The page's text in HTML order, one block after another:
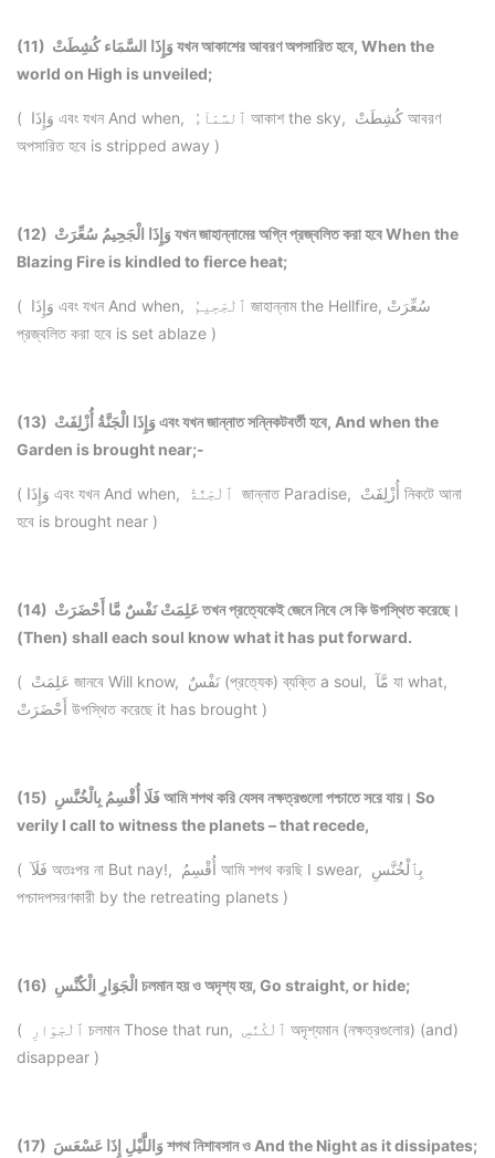
(11) وَإِذَا السَّمَاء كُشِطَتْ যখন আকাশের আবরণ অপসারিত হবে, When the
world on High is unveiled;
( وَإِذَا এবং যখন And when, ٱلسَّمَآءُ আকাশ the sky, كُشِطَتْ আবরণ
অপসারিত হবে is stripped away )
(12) وَإِذَا الْجَحِيمُ سُعِّرَتْ যখন জাহান্নামের অগ্নি প্রজ্বলিত করা হবে When the
Blazing Fire is kindled to fierce heat;
( وَإِذَا এবং যখন And when, ٱلْجَحِيمُ জাহান্নাম the Hellfire, سُعِّرَتْ
প্রজ্বলিত করা হবে is set ablaze )
(13) وَإِذَا الْجَنَّةُ أُزْلِفَتْ এবং যখন জান্নাত সন্নিকটবর্তী হবে, And when the
Garden is brought near;-
( وَإِذَا এবং যখন And when, ٱلْجَنَّةُ জান্নাত Paradise, أُزْلِفَتْ নিকটে আনা
হবে is brought near )
(14) عَلِمَتْ نَفْسٌ مَّا أَحْضَرَتْ তখন প্রত্যেকেই জেনে নিবে সে কি উপস্থিত করেছে।
(Then) shall each soul know what it has put forward.
( عَلِمَتْ জানবে Will know, نَفْسٌ (প্রত্যেক) ব্যক্তি a soul, مَّآ যা what,
أَحْضَرَتْ উপস্থিত করেছে it has brought )
(15) فَلَا أُقْسِمُ بِالْخُنَّسِ আমি শপথ করি যেসব নক্ষত্রগুলো পশ্চাতে সরে যায়। So
verily I call to witness the planets – that recede,
( فَلَآ অতঃপর না But nay!, أُقْسِمُ আমি শপথ করছি I swear, بِٱلْخُنَّسِ
পশ্চাদপসরণকারী by the retreating planets )
(16) الْجَوَارِ الْكُنَّسِ চলমান হয় ও অদৃশ্য হয়, Go straight, or hide;
( ٱلْجَوَارِ চলমান Those that run, ٱلْكُنَّسِ অদৃশ্যমান (নক্ষত্রগুলোর) (and)
disappear )
(17) وَاللَّيْلِ إِذَا عَسْعَسَ শপথ নিশাবসান ও And the Night as it dissipates;